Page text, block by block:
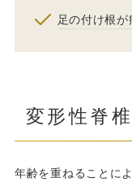
足の付け根が
変形性脊
年齢を重ねることに